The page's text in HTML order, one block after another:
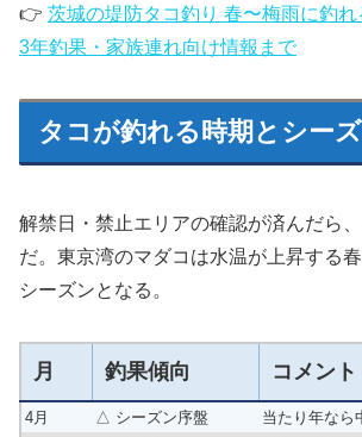
👉 茨城の堤防タコ釣り 春〜梅雨に釣
3年釣果・家族連れ向け情報まで
タコが釣れる時期とシー
解禁日・禁止エリアの確認が済んだら
だ。東京湾のマダコは水温が上昇する
シーズンとなる。
月 釣果傾向 コメント
4月 △ シーズン序盤
当たり年なら